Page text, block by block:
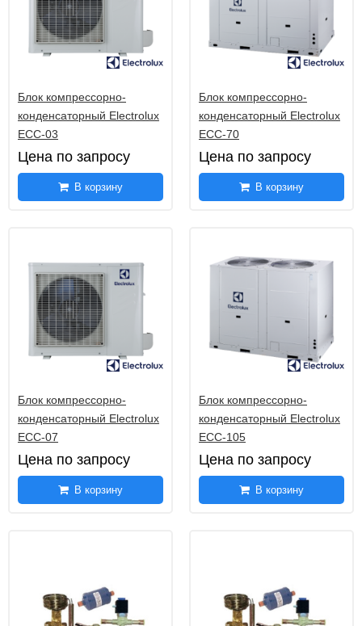
Блок компрессорно-
конденсаторный Electrolux
ECC-03
Цена по запросу
В корзину
Блок компрессорно-
конденсаторный Electrolux
ECC-70
Цена по запросу
В корзину
Блок компрессорно-
конденсаторный Electrolux
ECC-07
Цена по запросу
В корзину
Блок компрессорно-
конденсаторный Electrolux
ECC-105
Цена по запросу
В корзину